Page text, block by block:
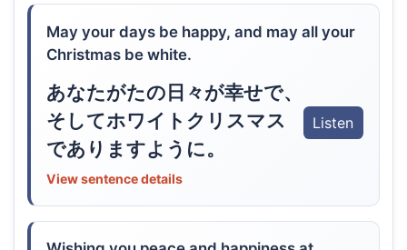
May your days be happy, and may all your
Christmas be white.
あなたがたの日々が幸せで、
そしてホワイトクリスマス
でありますように。
Listen
View sentence details